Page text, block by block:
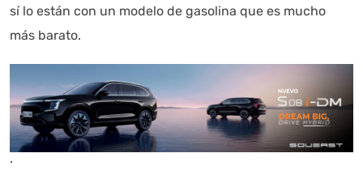
sí lo están con un modelo de gasolina que es mucho
más barato.
.